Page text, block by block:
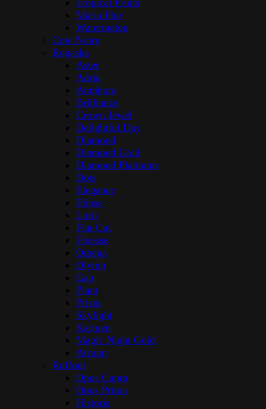
Tropical Fruits
Maria Flor
Watermelon
Cote Noire
Rogaska
Aster
Adria
Amphora
Brilliance
Crown Jewel
Delightful Day
Diamond
Diamond Gold
Diamond Platinum
Dots
Elegance
Elipse
Loris
Flat Cut
Finesse
Omega
Olymp
Gap
Plant
Prism
Skylight
Karmen
Magic Night Gold
Atrium
Ruffoni
Opus Cupra
Opus Prima
Historia